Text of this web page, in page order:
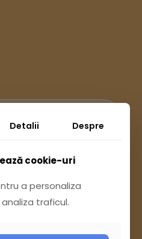
Accesează
pe Buzău City
Detalii Despre
cookie-uri
a personaliza
traficul.